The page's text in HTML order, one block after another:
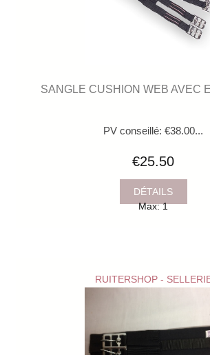
SANGLE CUSHION WEB AVEC
PV conseillé: €38.00...
€25.50
DÉTAILS
Max: 1
RUITERSHOP -